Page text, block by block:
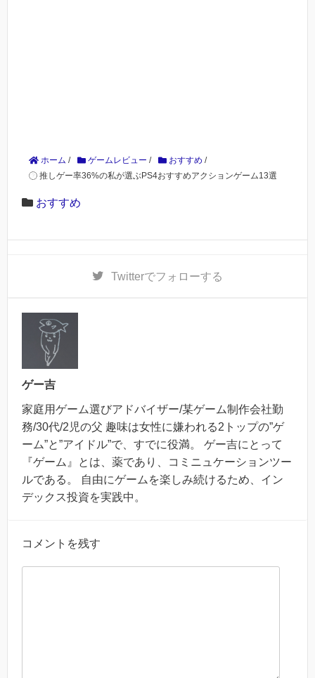
ホーム / ゲームレビュー / おすすめ /
推しゲー率36%の私が選ぶPS4おすすめアクションゲーム13選
おすすめ
Twitterでフォローする
ゲー吉
家庭用ゲーム選びアドバイザー/某ゲーム制作会社勤
務/30代/2児の父 趣味は女性に嫌われる2トップの”ゲ
ーム”と”アイドル”で、すでに役満。 ゲー吉にとって
『ゲーム』とは、薬であり、コミニュケーションツー
ルである。 自由にゲームを楽しみ続けるため、イン
デックス投資を実践中。
コメントを残す